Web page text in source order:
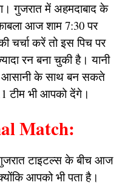
गुजरात में अहमदाबाद के
आज शाम 7:30 पर
चर्चा करें तो इस पिच पर
रन बना चुकी है। यानी
आसानी के साथ बन सकते
टीम भी आपको देंगे।
Match:
टाइटल्स के बीच आज
आपको भी पता है।